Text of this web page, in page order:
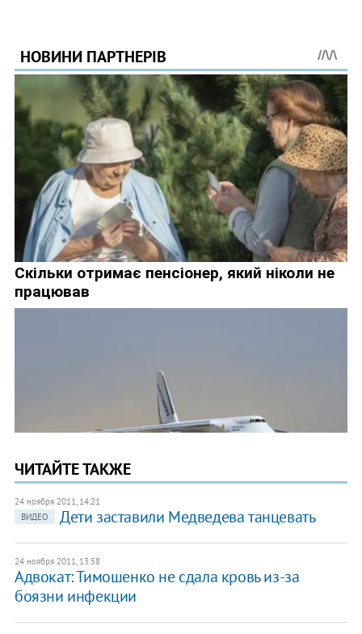
ЧИТАЙТЕ ТАКЖЕ
24 ноября 2011, 14:21
ВИДЕО
Дети заставили Медведева танцевать
24 ноября 2011, 13:58
Адвокат: Тимошенко не сдала кровь из-за
боязни инфекции